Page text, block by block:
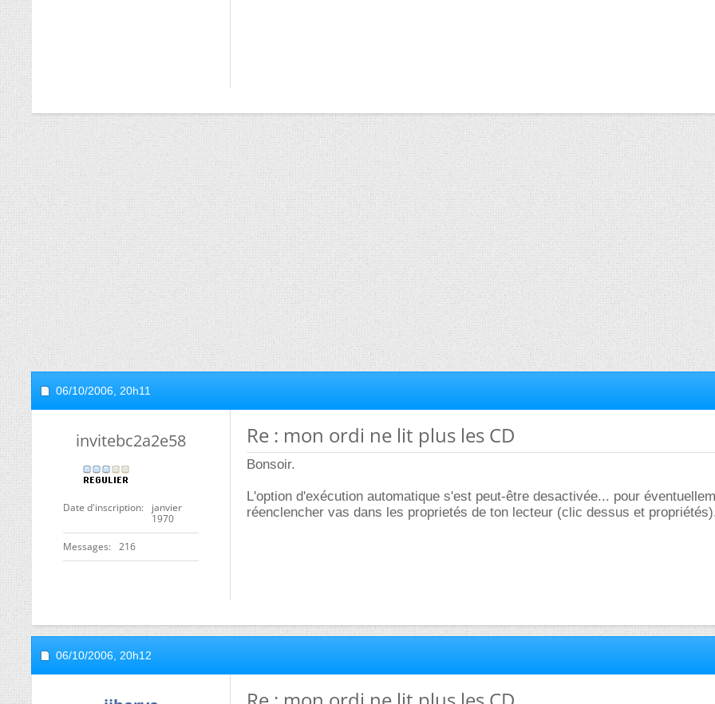
06/10/2006, 20h11
invitebc2a2e58
Date d'inscription
janvier
1970
Messages 216
Re : mon ordi ne lit plus les CD
Bonsoir.
L'option d'exécution automatique s'est peut-être desactivée... pour
réenclencher vas dans les proprietés de ton lecteur (clic dessus et
06/10/2006, 20h12